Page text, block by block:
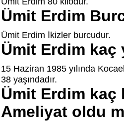
Ümit Erdim
Ümit Erdim İkizler burcudur.
Ümit Erdim kaç
15 Haziran 1985 yılında
38 yaşındadır.
Ümit Erdim kaç
Ameliyat oldu